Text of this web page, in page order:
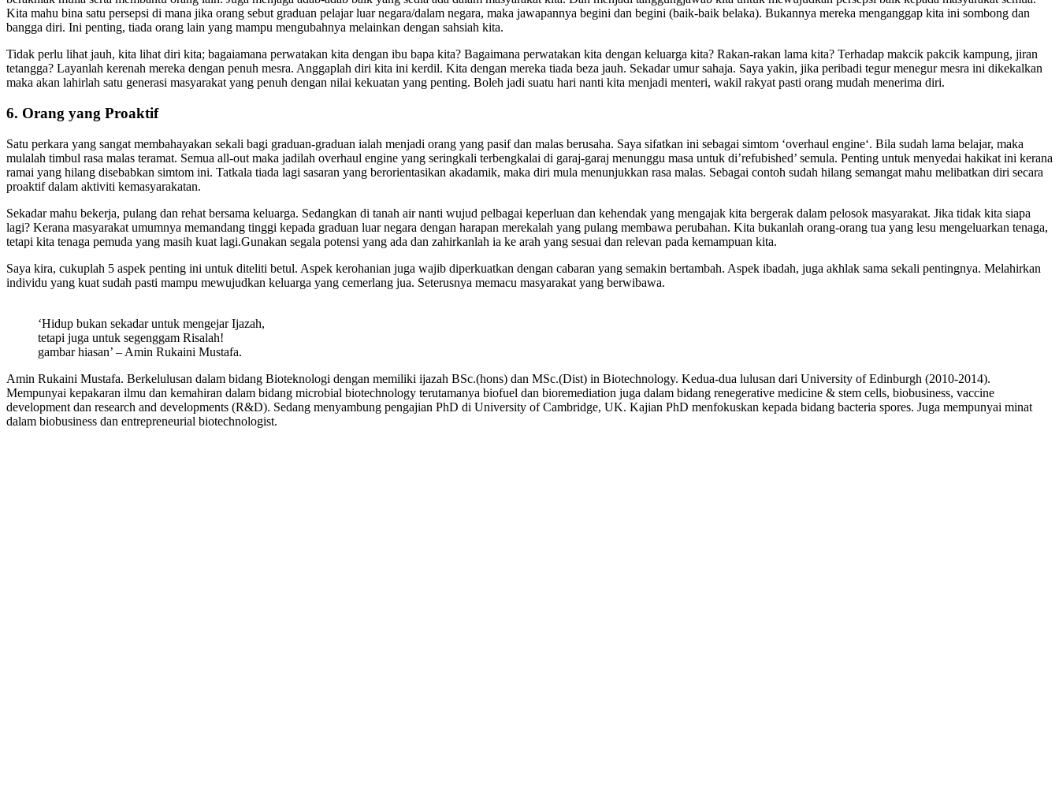
Kita mahu bina satu persepsi di mana jika orang sebut graduan pelajar luar negara/dalam negara, maka jawapannya begini dan begini (baik-baik belaka). Bukannya mereka menganggap kita ini sombong dan
bangga diri. Ini penting, tiada orang lain yang mampu mengubahnya melainkan dengan sahsiah kita.
Tidak perlu lihat jauh, kita lihat diri kita; bagaiamana perwatakan kita dengan ibu bapa kita? Bagaimana perwatakan kita dengan keluarga kita? Rakan-rakan lama kita? Terhadap makcik pakcik kampung, jiran
tetangga? Layanlah kerenah mereka dengan penuh mesra. Anggaplah diri kita ini kerdil. Kita dengan mereka tiada beza jauh. Sekadar umur sahaja. Saya yakin, jika peribadi tegur menegur mesra ini dikekalkan
maka akan lahirlah satu generasi masyarakat yang penuh dengan nilai kekuatan yang penting. Boleh jadi suatu hari nanti kita menjadi menteri, wakil rakyat pasti orang mudah menerima diri.
6. Orang yang Proaktif
Satu perkara yang sangat membahayakan sekali bagi graduan-graduan ialah menjadi orang yang pasif dan malas berusaha. Saya sifatkan ini sebagai simtom ‘overhaul engine‘. Bila sudah lama belajar, maka
mulalah timbul rasa malas teramat. Semua all-out maka jadilah overhaul engine yang seringkali terbengkalai di garaj-garaj menunggu masa untuk di’refubished’ semula. Penting untuk menyedai hakikat ini kerana
ramai yang hilang disebabkan simtom ini. Tatkala tiada lagi sasaran yang berorientasikan akadamik, maka diri mula menunjukkan rasa malas. Sebagai contoh sudah hilang semangat mahu melibatkan diri secara
proaktif dalam aktiviti kemasyarakatan.
Sekadar mahu bekerja, pulang dan rehat bersama keluarga. Sedangkan di tanah air nanti wujud pelbagai keperluan dan kehendak yang mengajak kita bergerak dalam pelosok masyarakat. Jika tidak kita siapa
lagi? Kerana masyarakat umumnya memandang tinggi kepada graduan luar negara dengan harapan merekalah yang pulang membawa perubahan. Kita bukanlah orang-orang tua yang lesu mengeluarkan tenaga,
tetapi kita tenaga pemuda yang masih kuat lagi.Gunakan segala potensi yang ada dan zahirkanlah ia ke arah yang sesuai dan relevan pada kemampuan kita.
Saya kira, cukuplah 5 aspek penting ini untuk diteliti betul. Aspek kerohanian juga wajib diperkuatkan dengan cabaran yang semakin bertambah. Aspek ibadah, juga akhlak sama sekali pentingnya. Melahirkan
individu yang kuat sudah pasti mampu mewujudkan keluarga yang cemerlang jua. Seterusnya memacu masyarakat yang berwibawa.
‘Hidup bukan sekadar untuk mengejar Ijazah,
tetapi juga untuk segenggam Risalah!
gambar hiasan’ – Amin Rukaini Mustafa.
Amin Rukaini Mustafa. Berkelulusan dalam bidang Bioteknologi dengan memiliki ijazah BSc.(hons) dan MSc.(Dist) in Biotechnology. Kedua-dua lulusan dari University of Edinburgh (2010-2014).
Mempunyai kepakaran ilmu dan kemahiran dalam bidang microbial biotechnology terutamanya biofuel dan bioremediation juga dalam bidang renegerative medicine & stem cells, biobusiness, vaccine
development dan research and developments (R&D). Sedang menyambung pengajian PhD di University of Cambridge, UK. Kajian PhD menfokuskan kepada bidang bacteria spores. Juga mempunyai minat
dalam biobusiness dan entrepreneurial biotechnologist.